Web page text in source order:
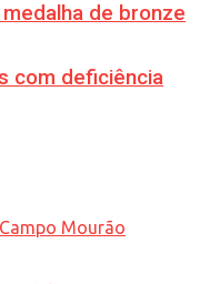
de bronze
com deficiência